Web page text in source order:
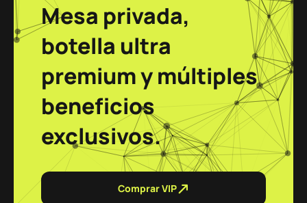
Mesa privada,
botella ultra
premium y múltiples
beneficios
exclusivos.
Comprar VIP